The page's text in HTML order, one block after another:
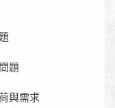
題
與需求